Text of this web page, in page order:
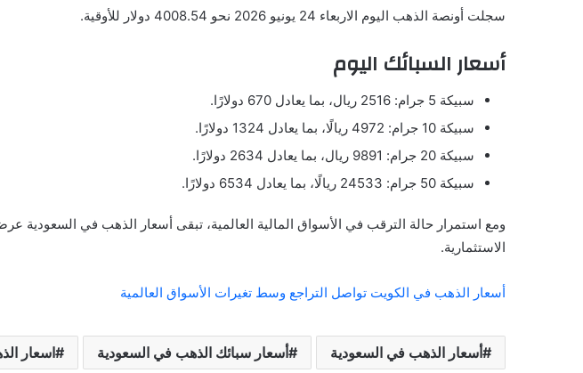
سجلت أونصة الذهب اليوم الاربعاء 24 يونيو 2026 نحو 4008.54 دولار للأوقية.
أسعار السبائك اليوم
سبيكة 5 جرام: 2516 ريال، بما يعادل 670 دولارًا.
سبيكة 10 جرام: 4972 ريالًا، بما يعادل 1324 دولارًا.
سبيكة 20 جرام: 9891 ريال، بما يعادل 2634 دولارًا.
سبيكة 50 جرام: 24533 ريالًا، بما يعادل 6534 دولارًا.
ومع استمرار حالة الترقب في الأسواق المالية العالمية، تبقى أسعار الذهب في السعودية
الاستثمارية.
أسعار الذهب في الكويت تواصل التراجع وسط تغيرات الأسواق العالمية
أسعار الذهب في السعودية أسعار سبائك الذهب في السعودية اسعار